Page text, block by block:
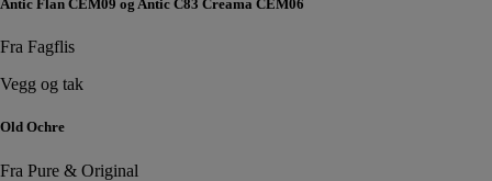
Antic Flan CEM09 og Antic C83 Creama CEM06
Fra Fagflis
Vegg og tak
Old Ochre
Fra Pure & Original